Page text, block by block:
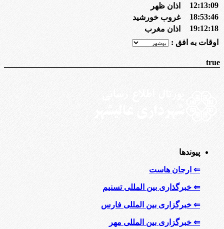
12:13:09
اذان ظهر
18:53:46
غروب خورشید
19:12:18
اذان مغرب
اوقات به افق :
true
پیوندها
⇐ ارجان هاست
⇐ خبرگذاری بین المللی تسنیم
⇐ خبرگزاری بین المللی فارس
⇐ خبرگزاری بین المللی مهر